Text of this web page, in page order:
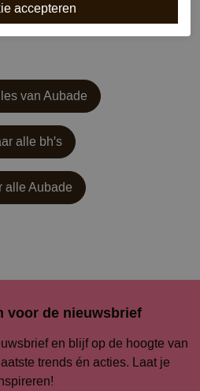
van Aubade
alle bh's
alleAubade
voor de nieuwsbrief
en blijf op de hoogte van
trends én acties. Laat je